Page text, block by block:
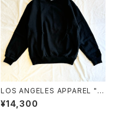
LOS ANGELES APPAREL "1
4OZ. HEAVY FLEECE PULL
OVER CREWNECK SWEATS
¥14,300